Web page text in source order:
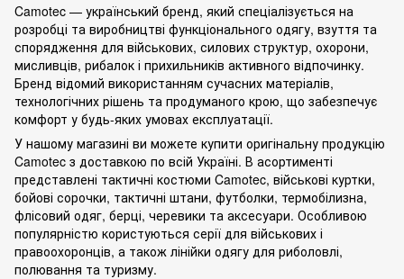
Camotec — український бренд, який спеціалізується на
розробці та виробництві функціонального одягу, взуття та
спорядження для військових, силових структур, охорони,
мисливців, рибалок і прихильників активного відпочинку.
Бренд відомий використанням сучасних матеріалів,
технологічних рішень та продуманого крою, що забезпечує
комфорт у будь-яких умовах експлуатації.
У нашому магазині ви можете купити оригінальну продукцію
Camotec з доставкою по всій Україні. В асортименті
представлені тактичні костюми Camotec, військові куртки,
бойові сорочки, тактичні штани, футболки, термобілизна,
флісовий одяг, берці, черевики та аксесуари. Особливою
популярністю користуються серії для військових і
правоохоронців, а також лінійки одягу для риболовлі,
полювання та туризму.